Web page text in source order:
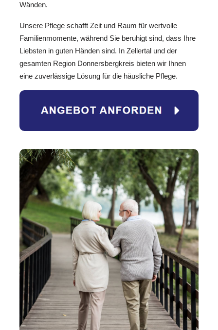
Wänden.
Unsere Pflege schafft Zeit und Raum für wertvolle
Familienmomente, während Sie beruhigt sind, dass Ihre
Liebsten in guten Händen sind. In Zellertal und der
gesamten Region Donnersbergkreis bieten wir Ihnen
eine zuverlässige Lösung für die häusliche Pflege.